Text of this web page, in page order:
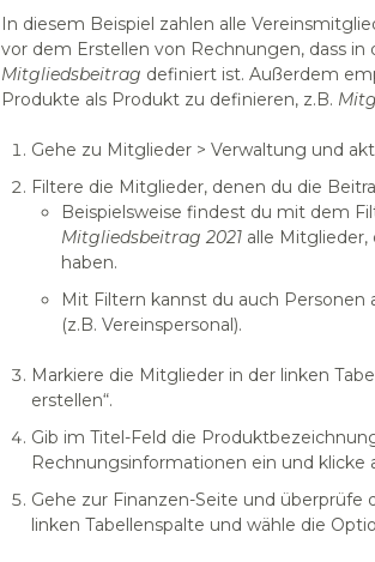
In diesem Beispiel zahlen alle
vor dem Erstellen von Rechnungen, dass
Mitgliedsbeitrag definiert ist. Außerdem
Produkte als Produkt zu definieren, z.B.
Gehe zu Mitglieder > Verwaltung und
Filtere die Mitglieder, denen du die
Beispielsweise findest du mit dem
Mitgliedsbeitrag 2021alle Mitglieder,
haben.
Mit Filtern kannst du auch
(z.B. Vereinspersonal).
Markiere die Mitglieder in der linken
erstellen“.
Gib im Titel-Feld die
Rechnungsinformationen ein und klicke
Gehe zur Finanzen-Seite und
linken Tabellenspalte und wähle die